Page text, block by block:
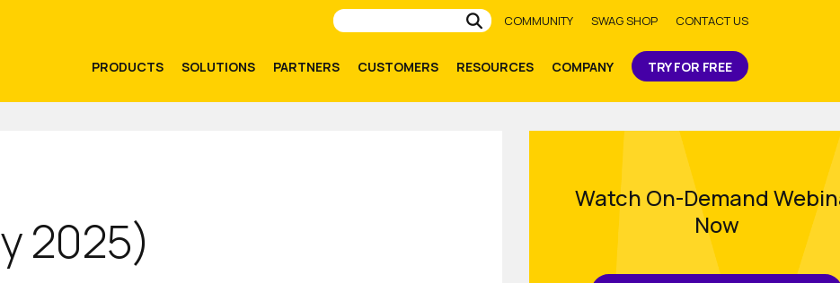
Submit
COMMUNITY SWAG SHOP CONTACT US
PRODUCTS SOLUTIONS PARTNERS CUSTOMERS RESOURCES COMPANY TRY FOR FREE
2025)
Watch On-Demand
Now